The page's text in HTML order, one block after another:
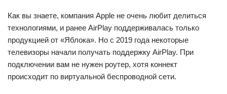
Как вы знаете, компания Apple не очень любит делиться
технологиями, и ранее AirPlay поддерживалась только
продукцией от «Яблока». Но с 2019 года некоторые
телевизоры начали получать поддержку AirPlay. При
подключении вам не нужен роутер, хотя коннект
происходит по виртуальной беспроводной сети.